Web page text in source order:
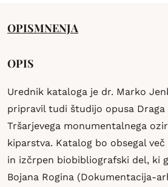
OPISMNENJA
OPIS
Urednik kataloga je dr. Marko
pripravil tudi študijo opusa Draga
Tršarjevega monumentalnega
kiparstva. Katalog bo obsegal
in izčrpen biobibliografski del, ki
Bojana Rogina (Dokumentacija-